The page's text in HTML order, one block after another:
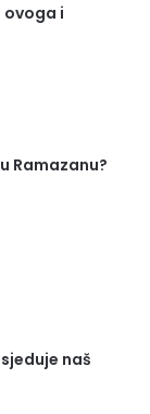
ovoga i
Ramazanu?
naš